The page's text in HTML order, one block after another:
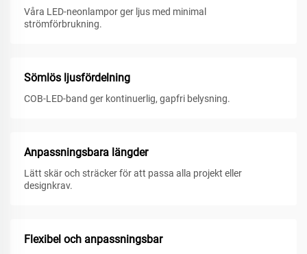
Våra LED-neonlampor ger ljus med minimal
strömförbrukning.
Sömlös ljusfördelning
COB-LED-band ger kontinuerlig, gapfri belysning.
Anpassningsbara längder
Lätt skär och sträcker för att passa alla projekt eller
designkrav.
Flexibel och anpassningsbar